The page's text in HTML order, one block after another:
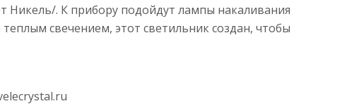
Никель/. К прибору подойдут лампы накаливания
свечением, этот светильник создан, чтобы